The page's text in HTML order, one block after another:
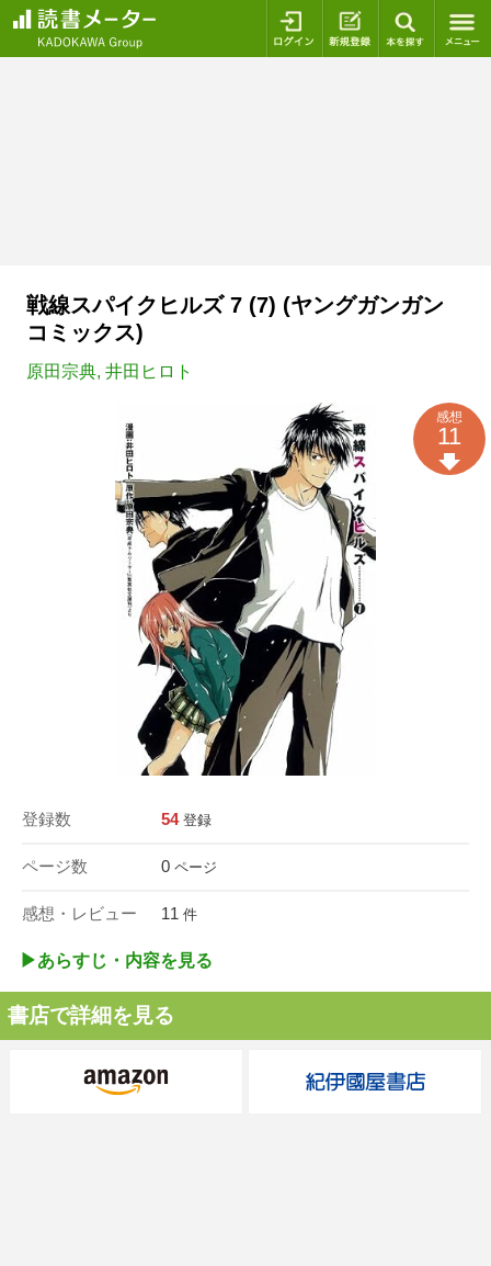
ログイン 新規登録
戦線スパイクヒルズ 7 (7) (ヤングガンガン
コミックス)
原田宗典, 井田ヒロト
登録数 54 登録
ページ数 0 ページ
感想・レビュー 11 件
感想
11
▶︎あらすじ・内容を見る
書店で詳細を見る